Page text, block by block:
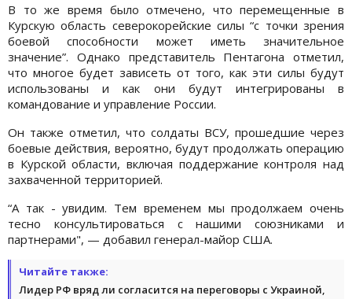
В то же время было отмечено, что перемещенные в
Курскую область северокорейские силы “с точки зрения
боевой способности может иметь значительное
значение”. Однако представитель Пентагона отметил,
что многое будет зависеть от того, как эти силы будут
использованы и как они будут интегрированы в
командование и управление России.
Он также отметил, что солдаты ВСУ, прошедшие через
боевые действия, вероятно, будут продолжать операцию
в Курской области, включая поддержание контроля над
захваченной территорией.
“А так - увидим. Тем временем мы продолжаем очень
тесно консультироваться с нашими союзниками и
партнерами", — добавил генерал-майор США.
Читайте также:
Лидер РФ вряд ли согласится на переговоры с Украиной,